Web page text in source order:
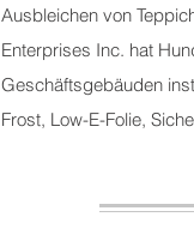
Ausbleichen von
Enterprises Inc. hat
Geschäftsgebäuden
Frost, Low-E-Folie,